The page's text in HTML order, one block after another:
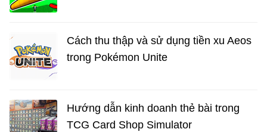
Cách thu thập và sử dụng tiền xu Aeos
trong Pokémon Unite
Hướng dẫn kinh doanh thẻ bài trong
TCG Card Shop Simulator